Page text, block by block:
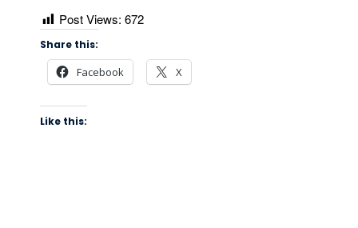
Post Views: 672
Share this:
Facebook X
Like this: